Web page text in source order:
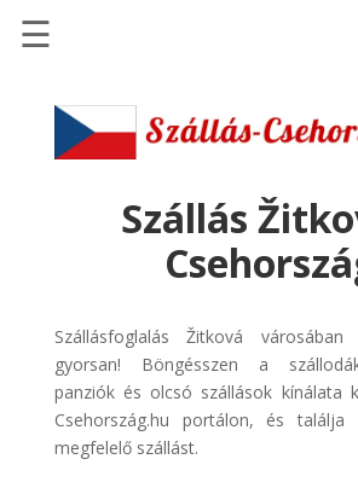
Szállások
Szállásinfo.eu
pénzvisszatérítéssel
Discover
Cars
Transzfer
☰
Szállás
Szállásfoglalás Žitková
gyorsan! Böngésszen a
panziók és olcsó szállások kínálata
Csehország.hu portálon, és
megfelelő szállást.